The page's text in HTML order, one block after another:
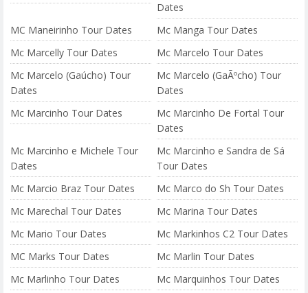
Dates
MC Maneirinho Tour Dates
Mc Manga Tour Dates
Mc Marcelly Tour Dates
Mc Marcelo Tour Dates
Mc Marcelo (Gaúcho) Tour
Dates
Mc Marcelo (GaÃºcho) Tour
Dates
Mc Marcinho Tour Dates
Mc Marcinho De Fortal Tour
Dates
Mc Marcinho e Michele Tour
Dates
Mc Marcinho e Sandra de Sá
Tour Dates
Mc Marcio Braz Tour Dates
Mc Marco do Sh Tour Dates
Mc Marechal Tour Dates
Mc Marina Tour Dates
Mc Mario Tour Dates
Mc Markinhos C2 Tour Dates
MC Marks Tour Dates
Mc Marlin Tour Dates
Mc Marlinho Tour Dates
Mc Marquinhos Tour Dates